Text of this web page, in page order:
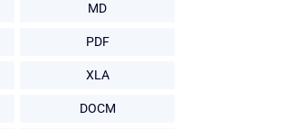
MD
PDF
XLA
DOCM